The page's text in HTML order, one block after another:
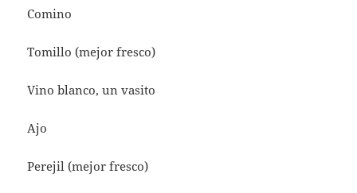
Comino
Tomillo (mejor fresco)
Vino blanco, un vasito
Ajo
Perejil (mejor fresco)